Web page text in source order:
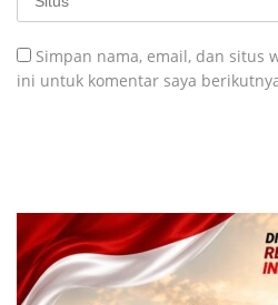
Simpan nama, email, dan situs
ini untuk komentar saya